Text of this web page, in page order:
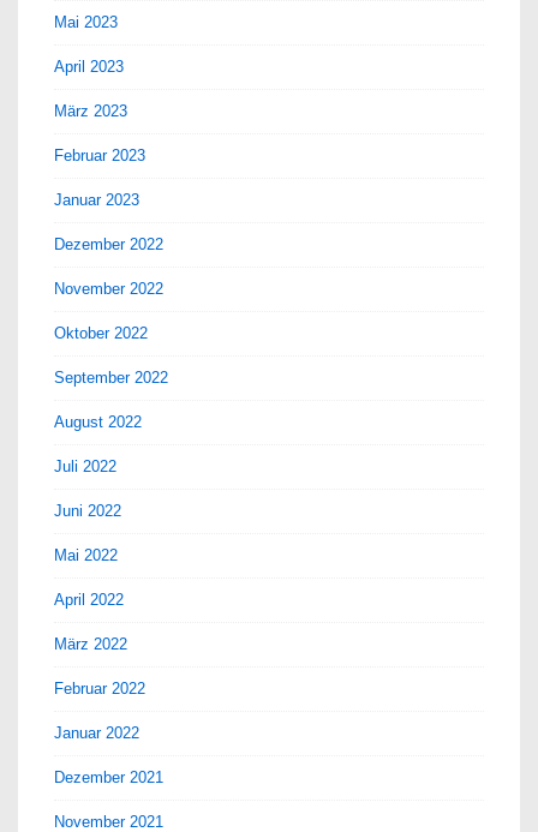
Mai 2023
April 2023
März 2023
Februar 2023
Januar 2023
Dezember 2022
November 2022
Oktober 2022
September 2022
August 2022
Juli 2022
Juni 2022
Mai 2022
April 2022
März 2022
Februar 2022
Januar 2022
Dezember 2021
November 2021